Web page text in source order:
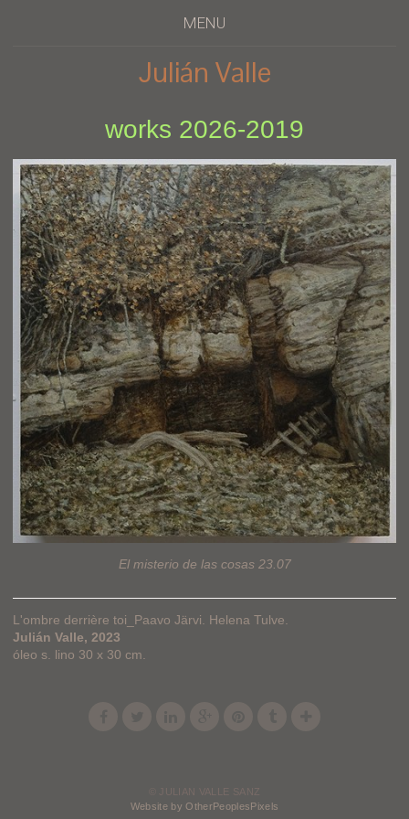
MENU
Julián Valle
works 2026-2019
El misterio de las cosas 23.07
L'ombre derrière toi_Paavo Järvi. Helena Tulve.
Julián Valle, 2023
óleo s. lino 30 x 30 cm.
© JULIAN VALLE SANZ
Website by OtherPeoplesPixels